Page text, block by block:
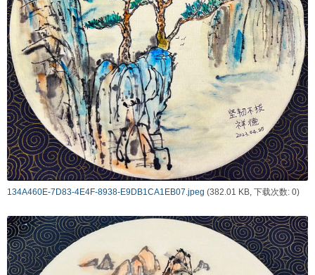
134A460E-7D83-4E4F-8938-E9DB1CA1EB07.jpeg (382.01 KB, 下载次数: 0)